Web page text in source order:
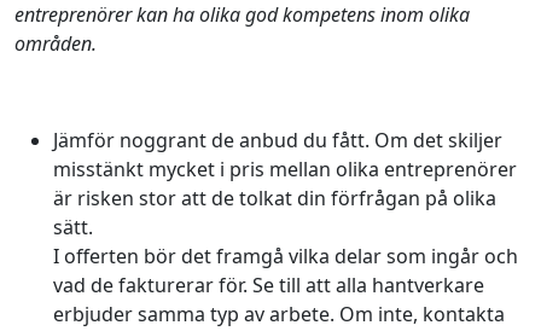
entreprenörer kan ha olika god kompetens inom olika
områden.
Jämför noggrant de anbud du fått. Om det skiljer
misstänkt mycket i pris mellan olika entreprenörer
är risken stor att de tolkat din förfrågan på olika
sätt.
I offerten bör det framgå vilka delar som ingår och
vad de fakturerar för. Se till att alla hantverkare
erbjuder samma typ av arbete. Om inte, kontakta